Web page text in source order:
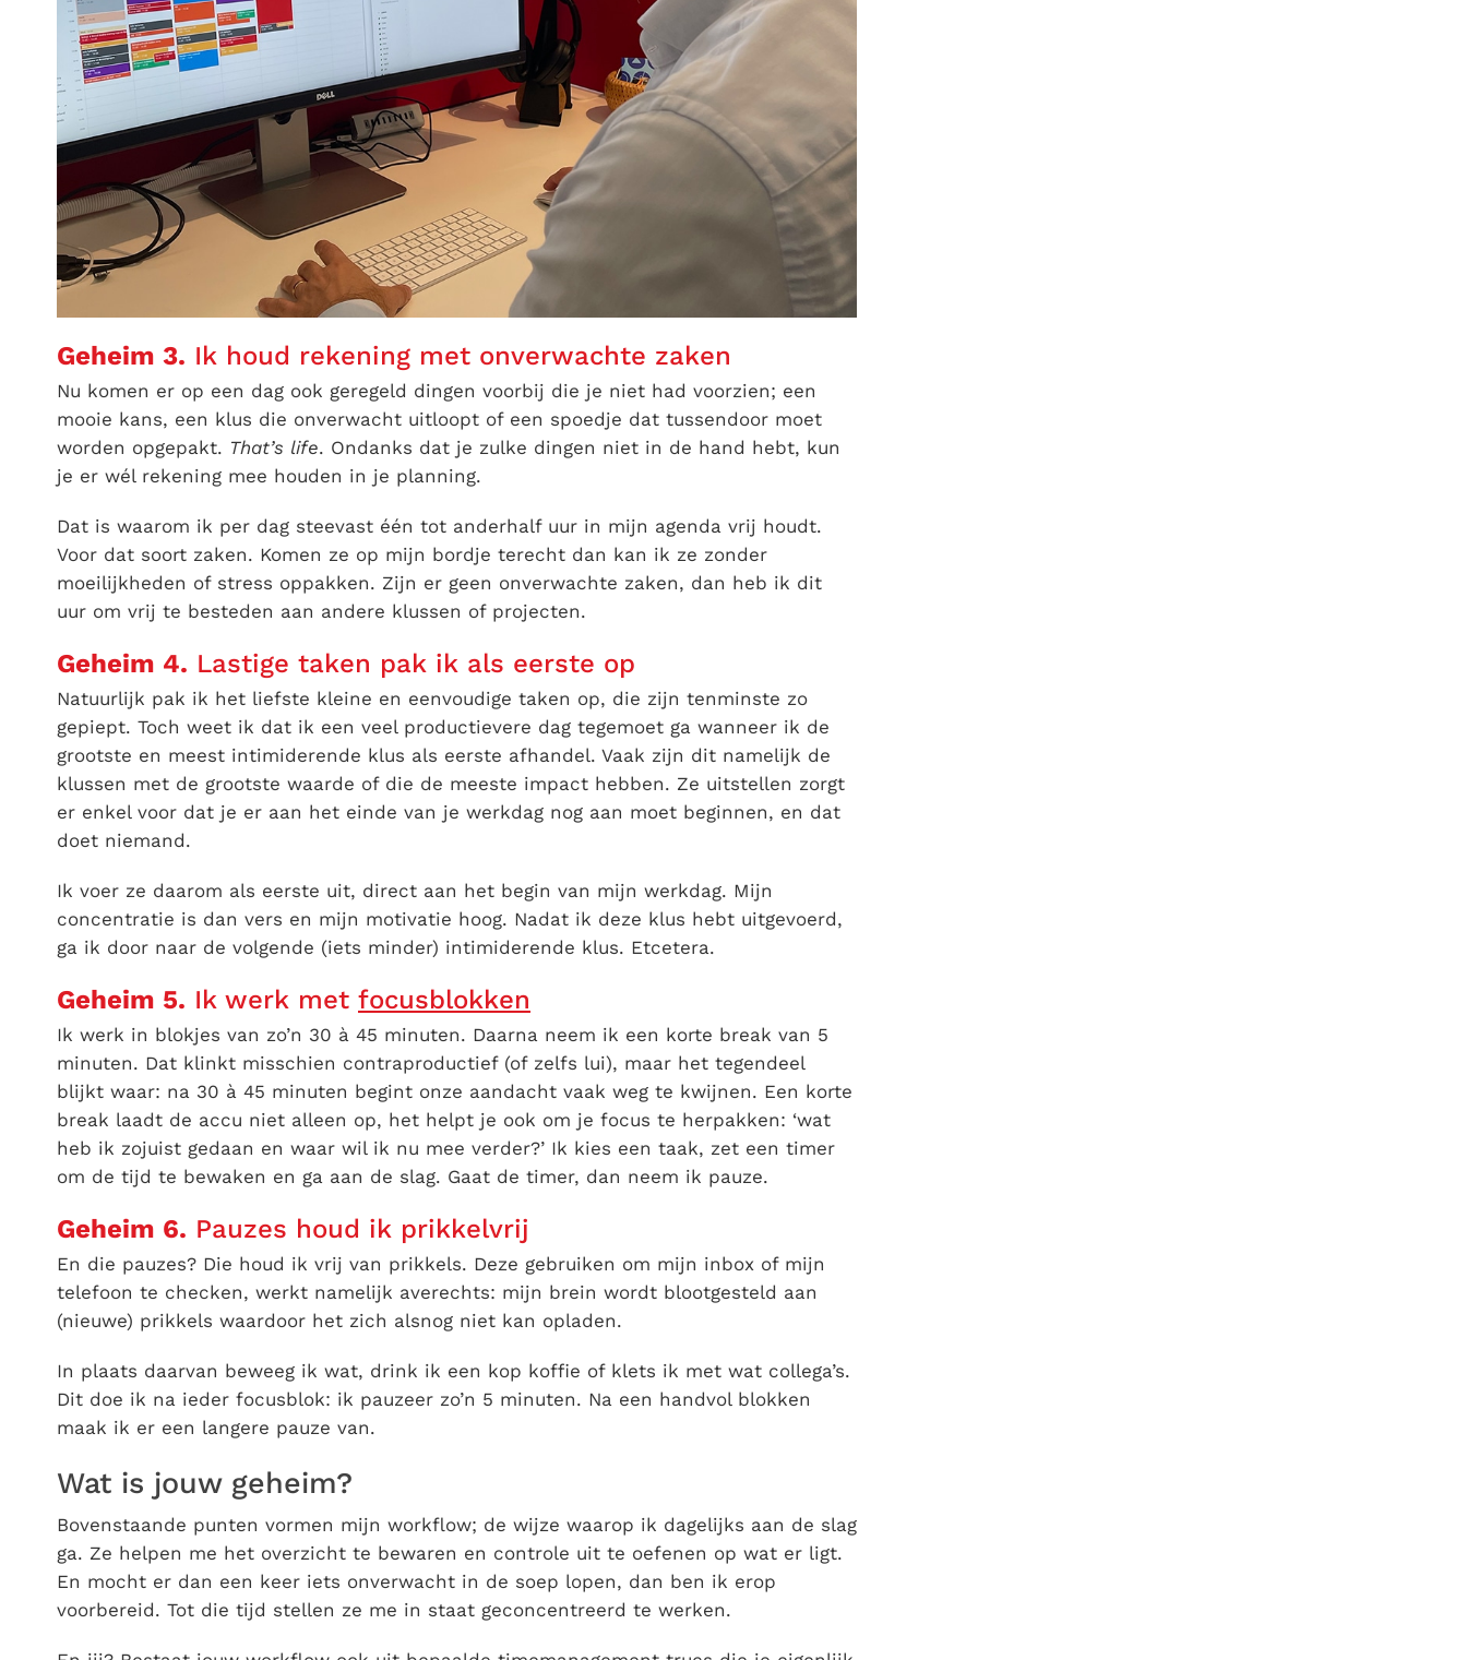
Geheim 3. Ik houd rekening met onverwachte zaken
Nu komen er op een dag ook geregeld dingen voorbij die je niet had voorzien; een
mooie kans, een klus die onverwacht uitloopt of een spoedje dat tussendoor moet
worden opgepakt. That’s life. Ondanks dat je zulke dingen niet in de hand hebt, kun
je er wél rekening mee houden in je planning.
Dat is waarom ik per dag steevast één tot anderhalf uur in mijn agenda vrij houdt.
Voor dat soort zaken. Komen ze op mijn bordje terecht dan kan ik ze zonder
moeilijkheden of stress oppakken. Zijn er geen onverwachte zaken, dan heb ik dit
uur om vrij te besteden aan andere klussen of projecten.
Geheim 4. Lastige taken pak ik als eerste op
Natuurlijk pak ik het liefste kleine en eenvoudige taken op, die zijn tenminste zo
gepiept. Toch weet ik dat ik een veel productievere dag tegemoet ga wanneer ik de
grootste en meest intimiderende klus als eerste afhandel. Vaak zijn dit namelijk de
klussen met de grootste waarde of die de meeste impact hebben. Ze uitstellen zorgt
er enkel voor dat je er aan het einde van je werkdag nog aan moet beginnen, en dat
doet niemand.
Ik voer ze daarom als eerste uit, direct aan het begin van mijn werkdag. Mijn
concentratie is dan vers en mijn motivatie hoog. Nadat ik deze klus hebt uitgevoerd,
ga ik door naar de volgende (iets minder) intimiderende klus. Etcetera.
Geheim 5. Ik werk met focusblokken
Ik werk in blokjes van zo’n 30 à 45 minuten. Daarna neem ik een korte break van 5
minuten. Dat klinkt misschien contraproductief (of zelfs lui), maar het tegendeel
blijkt waar: na 30 à 45 minuten begint onze aandacht vaak weg te kwijnen. Een korte
break laadt de accu niet alleen op, het helpt je ook om je focus te herpakken: ‘wat
heb ik zojuist gedaan en waar wil ik nu mee verder?’ Ik kies een taak, zet een timer
om de tijd te bewaken en ga aan de slag. Gaat de timer, dan neem ik pauze.
Geheim 6. Pauzes houd ik prikkelvrij
En die pauzes? Die houd ik vrij van prikkels. Deze gebruiken om mijn inbox of mijn
telefoon te checken, werkt namelijk averechts: mijn brein wordt blootgesteld aan
(nieuwe) prikkels waardoor het zich alsnog niet kan opladen.
In plaats daarvan beweeg ik wat, drink ik een kop koffie of klets ik met wat collega’s.
Dit doe ik na ieder focusblok: ik pauzeer zo’n 5 minuten. Na een handvol blokken
maak ik er een langere pauze van.
Wat is jouw geheim?
Bovenstaande punten vormen mijn workflow; de wijze waarop ik dagelijks aan de slag
ga. Ze helpen me het overzicht te bewaren en controle uit te oefenen op wat er ligt.
En mocht er dan een keer iets onverwacht in de soep lopen, dan ben ik erop
voorbereid. Tot die tijd stellen ze me in staat geconcentreerd te werken.